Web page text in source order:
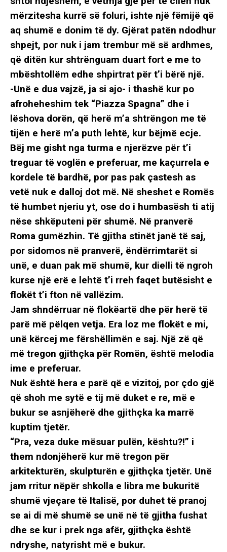
mërzitesha kurrë së foluri, ishte një fëmijë që
aq shumë e donim të dy. Gjërat patën ndodhur
shpejt, por nuk i jam trembur më së ardhmes,
që ditën kur shtrënguam duart fort e me to
mbështollëm edhe shpirtrat për t’i bërë një.
-Unë e dua vajzë, ja si ajo- i thashë kur po
afroheheshim tek “Piazza Spagna” dhe i
lëshova dorën, që herë m’a shtrëngon me të
tijën e herë m’a puth lehtë, kur bëjmë ecje.
Bëj me gisht nga turma e njerëzve për t’i
treguar të voglën e preferuar, me kaçurrela e
kordele të bardhë, por pas pak çastesh as
vetë nuk e dalloj dot më. Në sheshet e Romës
të humbet njeriu yt, ose do i humbasësh ti atij
nëse shkëputeni për shumë. Në pranverë
Roma gumëzhin. Të gjitha stinët janë të saj,
por sidomos në pranverë, ëndërrimtarët si
unë, e duan pak më shumë, kur dielli të ngroh
kurse një erë e lehtë t’i rreh faqet butësisht e
flokët t’i fton në vallëzim.
Jam shndërruar në flokëartë dhe për herë të
parë më pëlqen vetja. Era loz me flokët e mi,
unë kërcej me fërshëllimën e saj. Një zë që
më tregon gjithçka për Romën, është melodia
ime e preferuar.
Nuk është hera e parë që e vizitoj, por çdo gjë
që shoh me sytë e tij më duket e re, më e
bukur se asnjëherë dhe gjithçka ka marrë
kuptim tjetër.
“Pra, veza duke mësuar pulën, kështu?!” i
them ndonjëherë kur më tregon për
arkitekturën, skulpturën e gjithçka tjetër. Unë
jam rritur nëpër shkolla e libra me bukuritë
shumë vjeçare të Italisë, por duhet të pranoj
se ai di më shumë se unë në të gjitha fushat
dhe se kur i prek nga afër, gjithçka është
ndryshe, natyrisht më e bukur.